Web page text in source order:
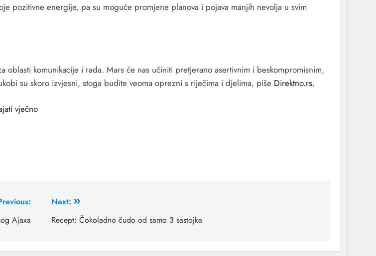
pozitivne energije, pa su moguće promjene planova i pojava manjih nevolja u svim
oblasti komunikacije i rada. Mars će nas učiniti pretjerano asertivnim i beskompromisnim,
su skoro izvjesni, stoga budite veoma oprezni s riječima i djelima, piše Direktno.rs.
vječno
Ajaxa
Next:
Recept: Čokoladno čudo od samo 3 sastojka